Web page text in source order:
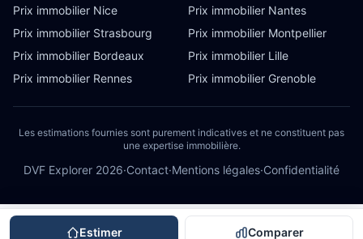
Estimer Comparer
Prix immobilier Nice
Prix immobilier Nantes
Prix immobilier Strasbourg
Prix immobilier Montpellier
Prix immobilier Bordeaux
Prix immobilier Lille
Prix immobilier Rennes
Prix immobilier Grenoble
Les estimations fournies sont purement indicatives et ne constituent pas
une expertise immobilière.
DVF Explorer 2026·Contact·Mentions légales·Confidentialité